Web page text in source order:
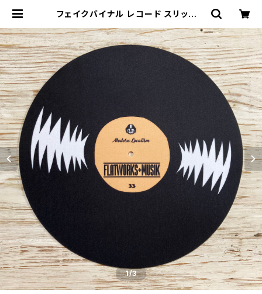
フェイクバイナル レコード スリップマ
12インチ | FLATWORKS
1/3